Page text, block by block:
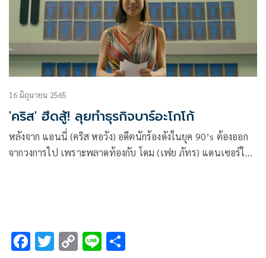
16 มิถุนายน 2565
'คริส' ฮึดสู้! ลุยทำธุรกิจบาร์อะโกโก้
หลังจาก แอนนี่ (คริส หอวัง) อดีตนักร้องดังในยุค 90’s ต้องออก
จากวงการไป เพราะพลาดท้องกับ โดม (เฟย ภัทร) แดนเซอร์ใน
F T C Li